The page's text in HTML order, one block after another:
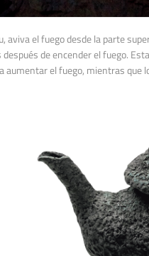
aviva el fuego desde la parte
de encender el fuego.
el fuego, mientras que